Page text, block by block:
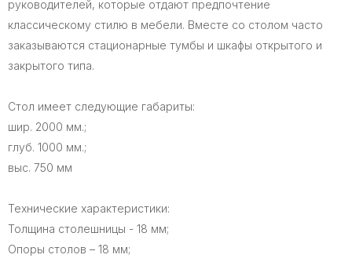
руководителей, которые отдают предпочтение
классическому стилю в мебели. Вместе со столом часто
заказываются стационарные тумбы и шкафы открытого и
закрытого типа.
Стол имеет следующие габариты:
шир. 2000 мм.;
глуб. 1000 мм.;
выс. 750 мм
Технические характеристики:
Толщина столешницы - 18 мм;
Опоры столов – 18 мм;